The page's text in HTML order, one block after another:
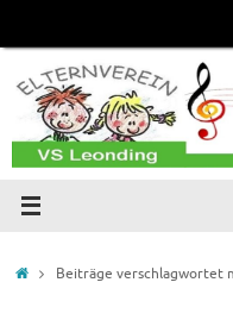
springen
StartBeiträge verschlagwortet